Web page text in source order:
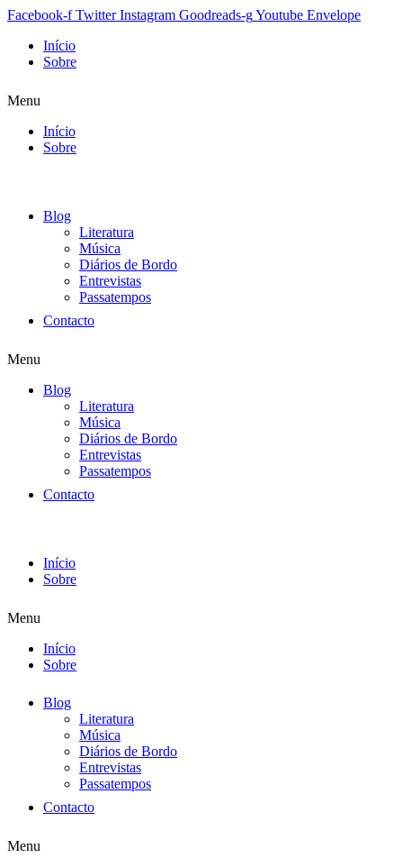
Facebook-f Twitter Instagram Goodreads-gYoutube Envelope
Início
Sobre
Menu
Início
Sobre
Blog
Literatura
Música
Diários de Bordo
Entrevistas
Passatempos
Contacto
Menu
Blog
Literatura
Música
Diários de Bordo
Entrevistas
Passatempos
Contacto
Início
Sobre
Menu
Início
Sobre
Blog
Literatura
Música
Diários de Bordo
Entrevistas
Passatempos
Contacto
Menu